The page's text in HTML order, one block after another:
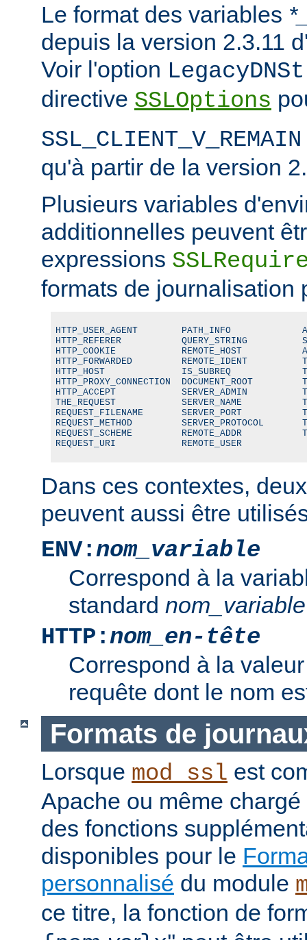
Le format des variables
depuis la version 2.3.11
Voir l'option
directive SSLOptions
SSL_CLIENT_V_REMAIN
qu'à partir de la version
Plusieurs variables
additionnelles peuvent
expressions
formats de journalisation
HTTP_USER_AGENT        PATH_INFO
HTTP_REFERER           QUERY_STRING
HTTP_COOKIE            REMOTE_HOST
HTTP_FORWARDED         REMOTE_IDENT
HTTP_HOST              IS_SUBREQ
HTTP_PROXY_CONNECTION  DOCUMENT_ROOT
HTTP_ACCEPT            SERVER_ADMIN
THE_REQUEST            SERVER_NAME
REQUEST_FILENAME       SERVER_PORT
REQUEST_METHOD         SERVER_PROTOCOL
REQUEST_SCHEME         REMOTE_ADDR
REQUEST_URI            REMOTE_USER
Dans ces contextes,
peuvent aussi être
ENV:nom_variable
Correspond à la
standard nom_variable
HTTP:nom_en-tête
Correspond à la
requête dont le nom
Formats de
Lorsque mod_ssl est
Apache ou même
des fonctions
disponibles pour le
personnalisé du module
ce titre, la fonction de